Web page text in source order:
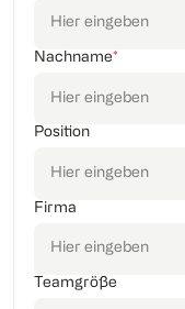
Nachname*
Position
Firma
Teamgröße